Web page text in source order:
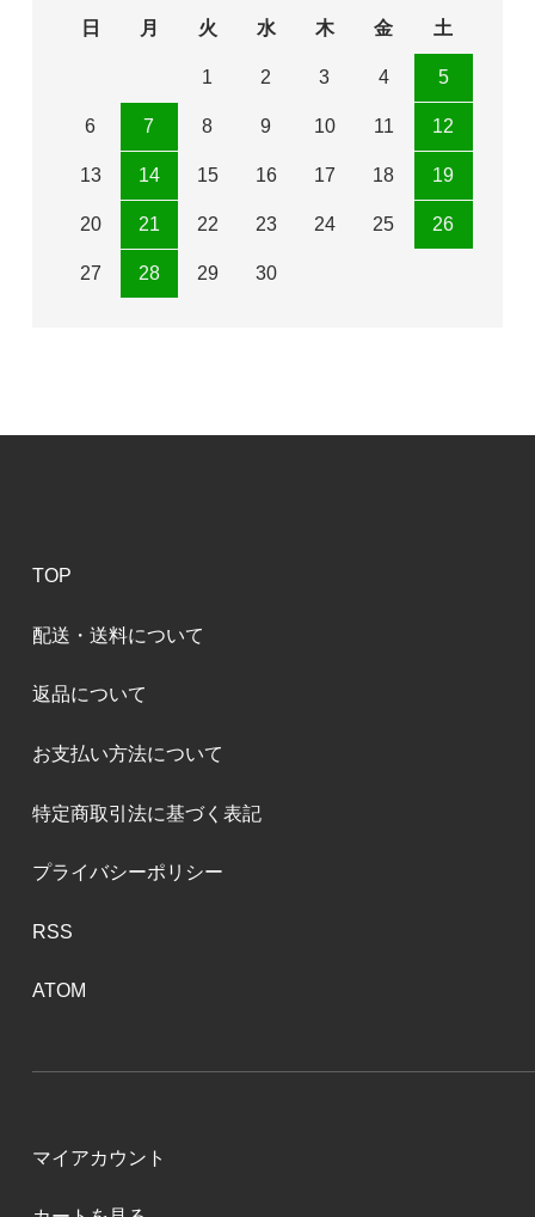
日
月 火 水 木 金 土
1 2 3 4 5
6 7 8 9 10 11 12
13 14 15 16 17 18 19
20 21 22 23 24 25 26
27 28 29 30
TOP
配送・送料について
返品について
お支払い方法について
特定商取引法に基づく表記
プライバシーポリシー
RSS
ATOM
マイアカウント